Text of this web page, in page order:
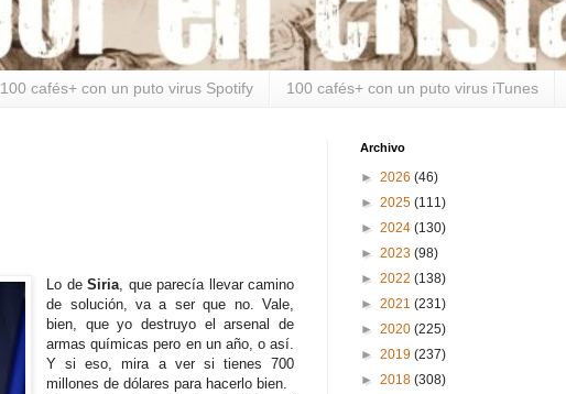
100 cafés+ con un puto virus Spotify 100 cafés+ con un puto virus iTunes
Lo deSiria, que parecía llevar camino
de solución, va a ser que no. Vale,
bien, que yo destruyo el arsenal de
armas químicas pero en un año, o así.
Y si eso, mira a ver si tienes 700
millones de dólares para hacerlo bien.
Archivo
► 2026 (46)
► 2025 (111)
► 2024 (130)
► 2023 (98)
► 2022 (138)
► 2021 (231)
► 2020 (225)
► 2019 (237)
► 2018 (308)